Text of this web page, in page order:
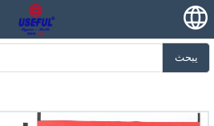
يبحث